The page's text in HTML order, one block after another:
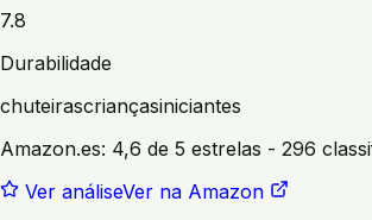
7.8
Durabilidade
chuteirascriançasiniciantes
Amazon.es: 4,6 de 5 estrelas - 296
Ver análiseVer na Amazon